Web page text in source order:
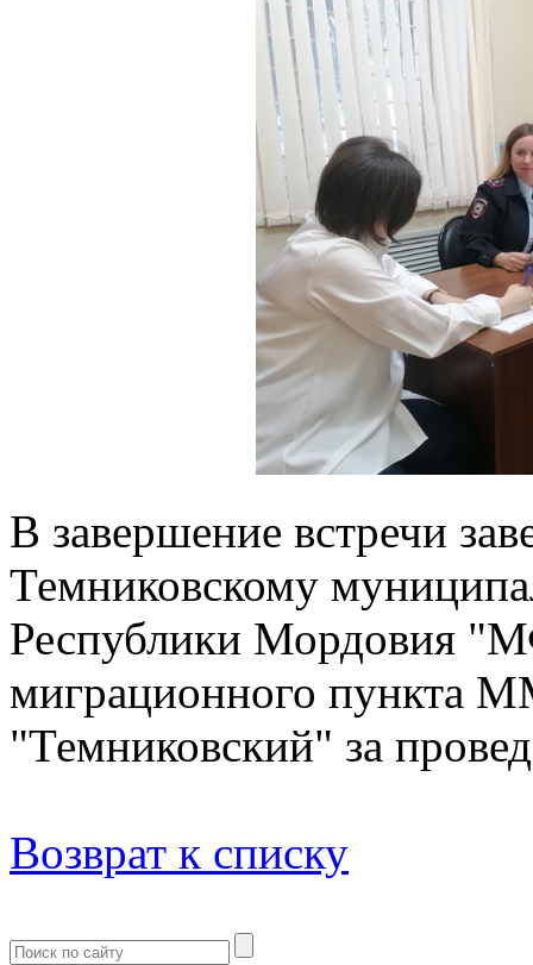
В завершение встречи
Темниковскому
Республики Мордовия
миграционного пункта
"Темниковский" за
Возврат к списку